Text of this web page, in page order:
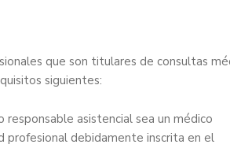
que son titulares de consultas
siguientes:
responsable asistencial sea un médico
profesional debidamente inscrita en el